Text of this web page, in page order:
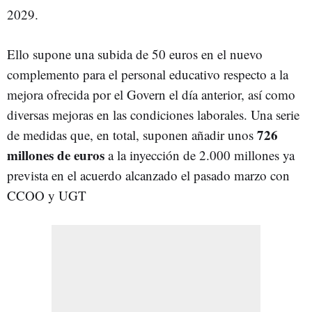
2029.
Ello supone una subida de 50 euros en el nuevo
complemento para el personal educativo respecto a la
mejora ofrecida por el Govern el día anterior, así como
diversas mejoras en las condiciones laborales. Una serie
de medidas que, en total, suponen añadir unos 726
millones de euros a la inyección de 2.000 millones ya
prevista en el acuerdo alcanzado el pasado marzo con
CCOO y UGT